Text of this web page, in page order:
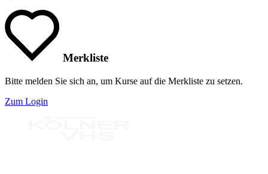
Merkliste
Bitte melden Sie sich an, um Kurse auf die Merkliste zu setzen.
Zum Login